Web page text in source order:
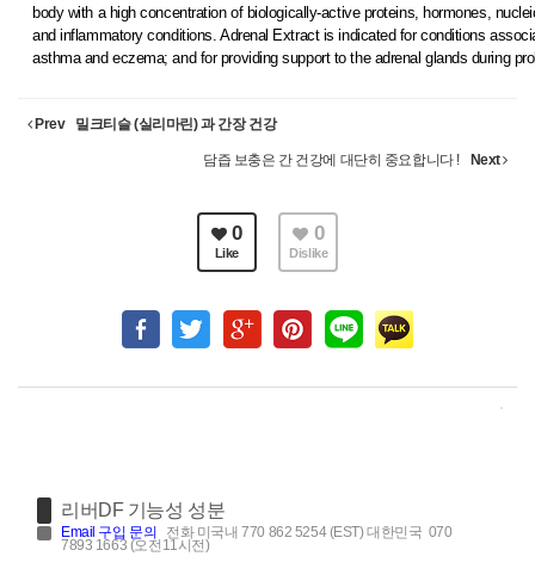
body with a high concentration of biologically-active proteins, hormones,
and inflammatory conditions. Adrenal Extract is indicated for conditions
asthma and eczema; and for providing support to the adrenal glands during
Prev 밀크티슬 (실리마린) 과 간장 건강
담즙 보충은 간 건강에 대단히 중요합니다 ! Next
0
Like
0
Dislike
리버DF 기능성 성분
Email 구입 문의 전화 미국내 770 862 5254 (EST) 대한민국 070
7893 1663 (오전11시전)